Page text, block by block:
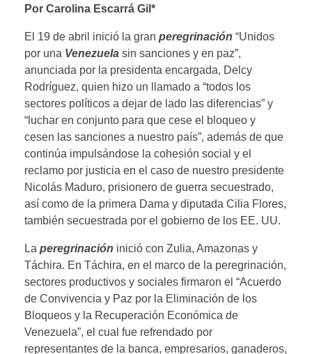
Por Carolina Escarrá Gil*
El 19 de abril inició la gran peregrinación “Unidos
por una Venezuela sin sanciones y en paz”,
anunciada por la presidenta encargada, Delcy
Rodríguez, quien hizo un llamado a “todos los
sectores políticos a dejar de lado las diferencias” y
“luchar en conjunto para que cese el bloqueo y
cesen las sanciones a nuestro país”, además de que
continúa impulsándose la cohesión social y el
reclamo por justicia en el caso de nuestro presidente
Nicolás Maduro, prisionero de guerra secuestrado,
así como de la primera Dama y diputada Cilia Flores,
también secuestrada por el gobierno de los EE. UU.
La peregrinación inició con Zulia, Amazonas y
Táchira. En Táchira, en el marco de la peregrinación,
sectores productivos y sociales firmaron el “Acuerdo
de Convivencia y Paz por la Eliminación de los
Bloqueos y la Recuperación Económica de
Venezuela”, el cual fue refrendado por
representantes de la banca, empresarios, ganaderos,